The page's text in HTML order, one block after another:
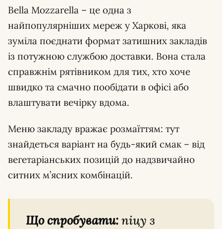
Bella Mozzarella – це одна з
найпопулярніших мереж у Харкові, яка
зуміла поєднати формат затишних закладів
із потужною службою доставки. Вона стала
справжнім рятівником для тих, хто хоче
швидко та смачно пообідати в офісі або
влаштувати вечірку вдома.
Меню закладу вражає розмаїттям: тут
знайдеться варіант на будь-який смак – від
вегетаріанських позицій до надзвичайно
ситних м’ясних комбінацій.
Що спробувати:піцу з